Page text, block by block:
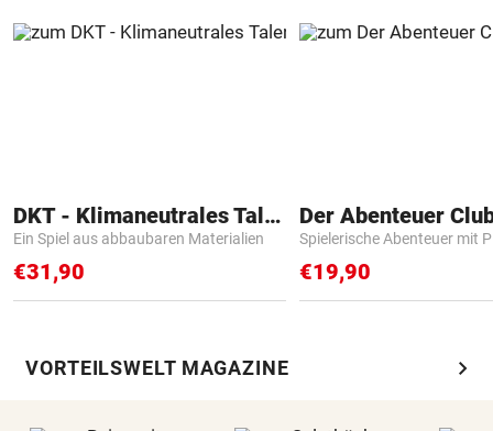
DKT - Klimaneutrales Talent
Ein Spiel aus abbaubaren Materialien
€31,90
Der Abenteuer
Spielerische Abenteuer mit
€19,90
VORTEILSWELT MAGAZINE chevron_right